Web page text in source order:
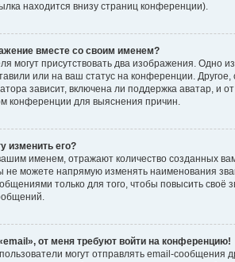
находится внизу страниц конференции).
вместе со своим именем?
могут присутствовать два изображения. Одно
или на ваш статус на конференции.
зависит, включена ли поддержка аватар, и
конференции для выяснения причин.
изменить его?
именем, отражают количество созданных
можете напрямую изменять наименования
только для того, чтобы повысить
от меня требуют войти на конференцию!
могут отправлять email-